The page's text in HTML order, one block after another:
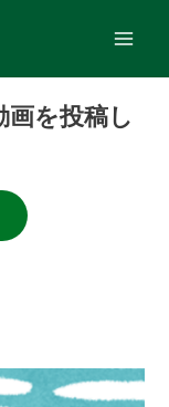
を投稿し